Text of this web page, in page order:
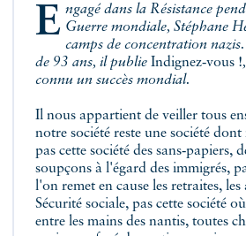
Engagé dans la Résistance pendant la Seconde Guerre mondiale, Stéphane
camps de concentration
de 93 ans, il publie Indignez‑vous !
connu un succès mondial.
Il nous appartient de veiller tous
notre société reste une société
pas cette société des sans‑papiers,
soupçons à l'égard des immigrés,
l'on remet en cause les retraites, les
Sécurité sociale, pas cette société
entre les mains des nantis, toutes